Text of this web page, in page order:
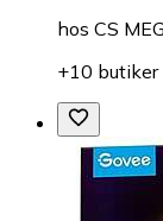
hos CS
+10 butiker